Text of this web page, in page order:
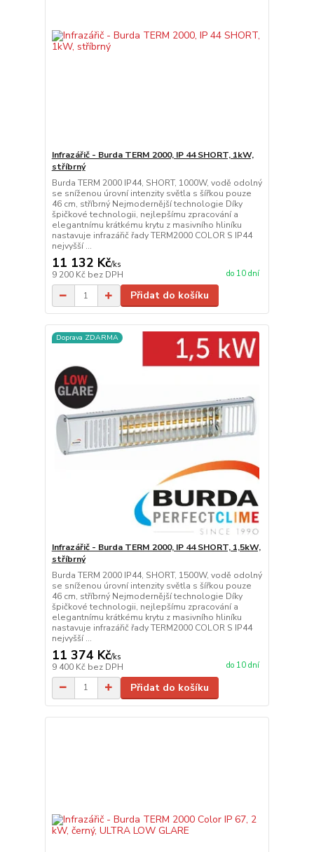
Infrazářič - Burda TERM 2000, IP 44 SHORT, 1kW,
stříbrný
Burda TERM 2000 IP44, SHORT, 1000W, vodě odolný
se sníženou úrovní intenzity světla s šířkou pouze
46 cm, stříbrný Nejmodernější technologie Díky
špičkové technologii, nejlepšímu zpracování a
elegantnímu krátkému krytu z masivního hliníku
nastavuje infrazářič řady TERM2000 COLOR S IP44
nejvyšší ...
11 132 Kč/ks
9 200 Kč bez DPH do 10 dní
Přidat do košíku
Doprava ZDARMA
Infrazářič - Burda TERM 2000, IP 44 SHORT, 1,5kW,
stříbrný
Burda TERM 2000 IP44, SHORT, 1500W, vodě odolný
se sníženou úrovní intenzity světla s šířkou pouze
46 cm, stříbrný Nejmodernější technologie Díky
špičkové technologii, nejlepšímu zpracování a
elegantnímu krátkému krytu z masivního hliníku
nastavuje infrazářič řady TERM2000 COLOR S IP44
nejvyšší ...
11 374 Kč/ks
9 400 Kč bez DPH do 10 dní
Přidat do košíku